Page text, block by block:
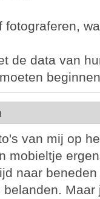
de data van
van mij op
mobieltje
naar